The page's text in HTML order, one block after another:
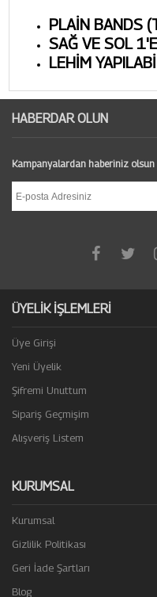
PLAİN BANDS
SAĞ VE SOL
LEHİM
HABERDAR OLUN
Kampanyalardan haberiniz olsun
ÜYELİK İŞLEMLERİ
Üye Girişi
Yeni Üyelik
Şifremi Unuttum
Sipariş Geçmişim
Alışveriş Listem
KURUMSAL
Kurumsal
Gizlilik Politikası
Geri İade Şartları
Blog